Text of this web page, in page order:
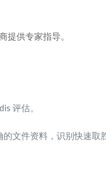
提供专家指导。
评估。
文件资料，识别快速取